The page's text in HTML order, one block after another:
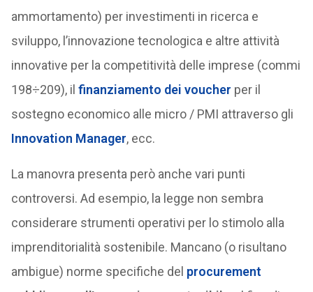
ammortamento) per investimenti in ricerca e
sviluppo, l’innovazione tecnologica e altre attività
innovative per la competitività delle imprese (commi
198÷209), il finanziamento dei voucher per il
sostegno economico alle micro / PMI attraverso gli
Innovation Manager, ecc.
La manovra presenta però anche vari punti
controversi. Ad esempio, la legge non sembra
considerare strumenti operativi per lo stimolo alla
imprenditorialità sostenibile. Mancano (o risultano
ambigue) norme specifiche del procurement